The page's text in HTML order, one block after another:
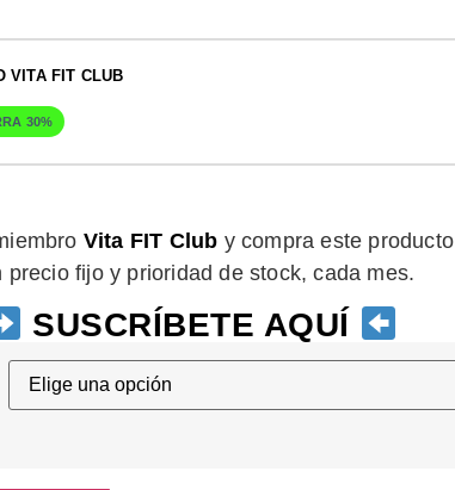
VITA FIT CLUB
30%
Vita FIT Club y compra este producto
precio fijo y prioridad de stock, cada mes.
SUSCRÍBETE AQUÍ